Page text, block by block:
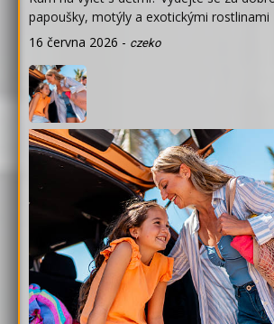
papoušky, motýly a exotickými rostlinami
16 června 2026 - czeko